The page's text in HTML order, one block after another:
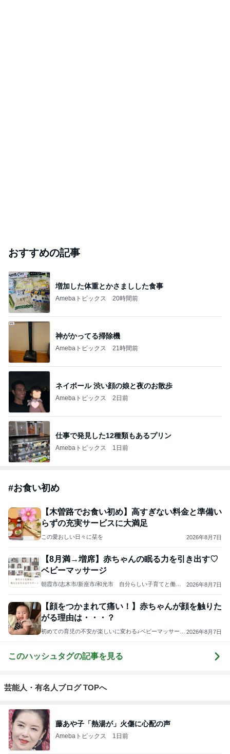
おすすめの記事
増加した体重とかさましした食事
Amebaトピックス 20時間前
神がかってる掃除機
Amebaトピックス 21時間前
ネイボール 渋い顔の娘と夜のお散歩
Amebaトピックス 2日前
仕事で発見した12種類もあるプリン
Amebaトピックス 1日前
#お食い初め
【木曽路でお食い初め】高すぎない料金と準備い
らずの充実サービスに大満足
この愛おしい日々に栞を 2026年8月7日
【8月満→増席】赤ちゃんの眠る力を引き出す♡
ベビーマッサージ
朝霞市/志木市/新座市/和光市 自分らしい子育てと働き
2026年8月7日
【顔をつかまれて痛い！】赤ちゃんが顔を触りた
がる理由は・・・？
初めての育児の不安が楽しいに変わる♪ベビーマッサージ
2026年8月7日
このハッシュタグの記事を見る
芸能人・有名人ブログ TOPへ
藤あや子「熱湯が」火傷に心配の声
Amebaトピックス 1日前